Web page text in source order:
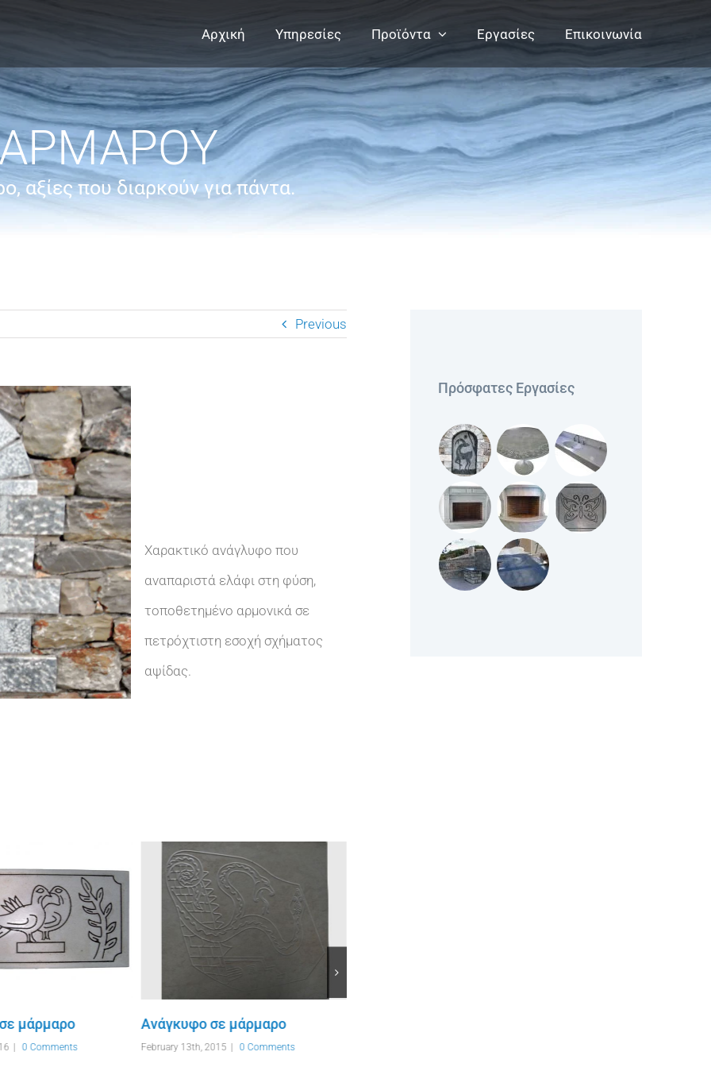
Αρχική Υπηρεσίες Προϊόντα Εργασίες Επικοινωνία
αξίες που διαρκούν για πάντα.
Previous
Χαρακτικό ανάγλυφο που
αναπαριστά ελάφι στη φύση,
τοποθετημένο αρμονικά σε
πετρόχτιστη εσοχή σχήματος
αψίδας.
μάρμαρο
0 Comments
Ανάγκυφο σε μάρμαρο
February 13th, 2015 0 Comments
Πρόσφατες Εργασίες